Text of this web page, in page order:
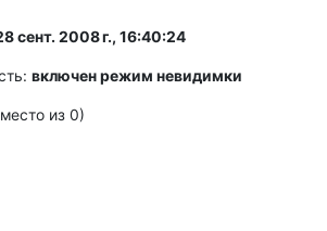
сент. 2008 г., 16:40:24
включен режим невидимки
из 0)